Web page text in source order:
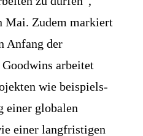
Mai. Zudem markiert
Anfang der
arbeitet
wie beispiels­
einer globalen
einer lang­fristigen